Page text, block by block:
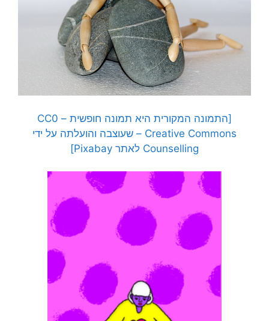
[התמונה המקורית היא תמונה חופשית – CC0
Creative Commons – שעוצבה והועלתה על ידי
Counselling לאתר Pixabay]